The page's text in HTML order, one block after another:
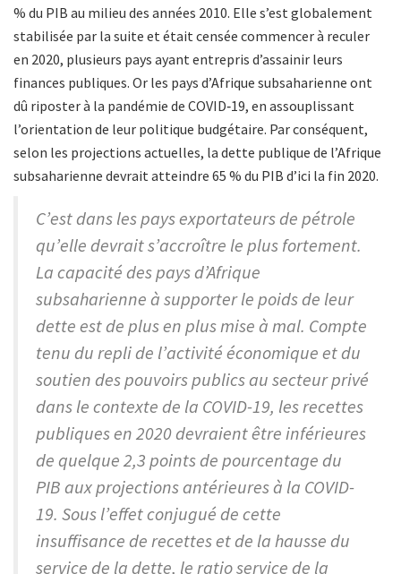
% du PIB au milieu des années 2010. Elle s’est globalement
stabilisée par la suite et était censée commencer à reculer
en 2020, plusieurs pays ayant entrepris d’assainir leurs
finances publiques. Or les pays d’Afrique subsaharienne ont
dû riposter à la pandémie de COVID‑19, en assouplissant
l’orientation de leur politique budgétaire. Par conséquent,
selon les projections actuelles, la dette publique de l’Afrique
subsaharienne devrait atteindre 65 % du PIB d’ici la fin 2020.
C’est dans les pays exportateurs de pétrole
qu’elle devrait s’accroître le plus fortement.
La capacité des pays d’Afrique
subsaharienne à supporter le poids de leur
dette est de plus en plus mise à mal. Compte
tenu du repli de l’activité économique et du
soutien des pouvoirs publics au secteur privé
dans le contexte de la COVID-19, les recettes
publiques en 2020 devraient être inférieures
de quelque 2,3 points de pourcentage du
PIB aux projections antérieures à la COVID-
19. Sous l’effet conjugué de cette
insuffisance de recettes et de la hausse du
service de la dette, le ratio service de la